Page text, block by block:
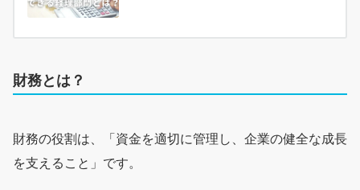
財務とは？
財務の役割は、「資金を適切に管理し、企業の健全な成長
を支えること」です。